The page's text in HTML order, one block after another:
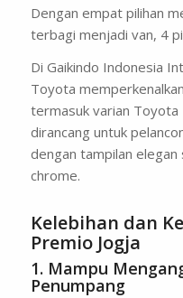
Dengan empat pilihan
terbagi menjadi van, 4
Di Gaikindo Indonesia
Toyota
termasuk varian Toyota
dirancang untuk
dengan tampilan
chrome.
Kelebihan dan
Premio Jogja
1. Mampu
Penumpang